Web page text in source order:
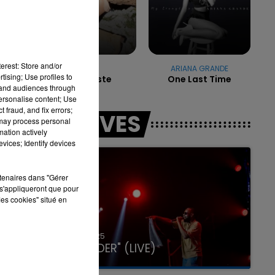
LA TEAM DU WEEK-END
Sur La Piste
ARIANA GRANDE
One Last Time
LES LIVES
31 janvier 2025
GIMS "SPIDER" (LIVE)
Store and/or
Use profiles to
audiences through
content; Use
fraud, and fix errors;
process personal
actively
Identify devices
dans "Gérer
que pour
cookies" situé en